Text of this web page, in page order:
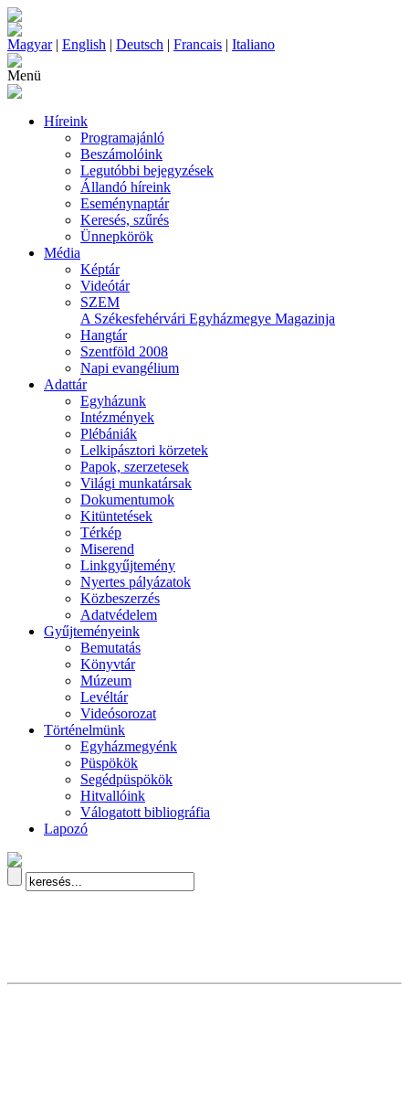
Magyar| English | Deutsch | Francais | Italiano
Menü
Híreink
Programajánló
Beszámolóink
Legutóbbi bejegyzések
Állandó híreink
Eseménynaptár
Keresés, szűrés
Ünnepkörök
Média
Képtár
Videótár
SZEM
A Székesfehérvári Egyházmegye Magazinja
Hangtár
Szentföld 2008
Napi evangélium
Adattár
Egyházunk
Intézmények
Plébániák
Lelkipásztori körzetek
Papok, szerzetesek
Világi munkatársak
Dokumentumok
Kitüntetések
Térkép
Miserend
Linkgyűjtemény
Nyertes pályázatok
Közbeszerzés
Adatvédelem
Gyűjteményeink
Bemutatás
Könyvtár
Múzeum
Levéltár
Videósorozat
Történelmünk
Egyházmegyénk
Püspökök
Segédpüspökök
Hitvallóink
Válogatott bibliográfia
Lapozó